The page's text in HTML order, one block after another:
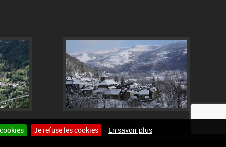
Je refuse les cookies En savoir plus